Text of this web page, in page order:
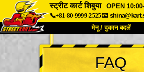
स्ट्रीट कार्ट शिबुया
OPEN
📞+81-80-9999-2525📧
मेनू / दुकान बदलें
TOP
हमारे बारे में विशेषताएँ
FAQ